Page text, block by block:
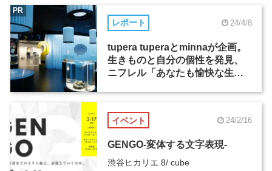
レポート 24/4/8
tupera tuperaとminnaが企画。
生きものと自分の個性を発見、
ニフレル「あなたも愉快な生き
PR
イベント 24/2/16
GENGO-変体する文字表現-
渋谷ヒカリエ 8/ cube